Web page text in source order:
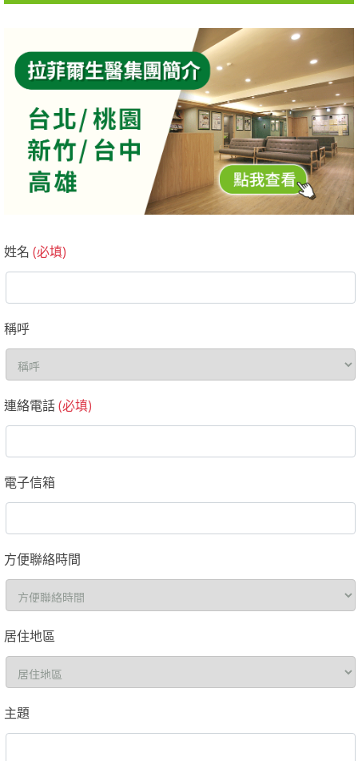
姓名 (必填)
稱呼
連絡電話(必填)
電子信箱
方便聯絡時間
居住地區
主題